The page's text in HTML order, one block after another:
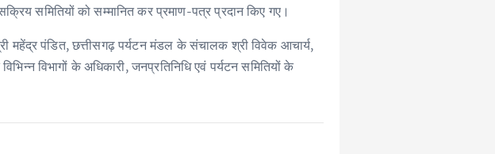
समितियों को सम्मानित कर प्रमाण-पत्र प्रदान किए गए।
महेंद्र पंडित, छत्तीसगढ़ पर्यटन मंडल के संचालक श्री विवेक आचार्य,
विभागों के अधिकारी, जनप्रतिनिधि एवं पर्यटन समितियों के